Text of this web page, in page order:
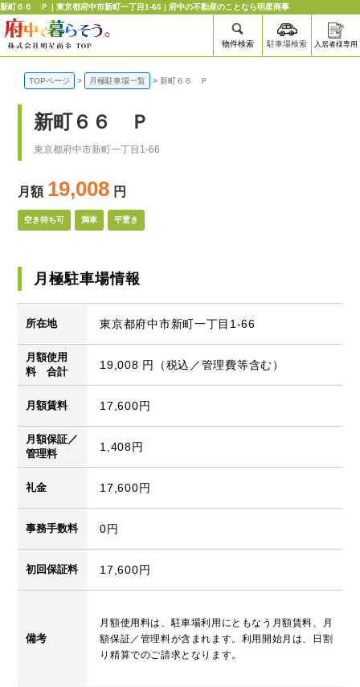
新町６６ Ｐ｜東京都府中市新町一丁目1-66 | 府中の不動産のことなら明星商事
物件検索 駐車場検索 入居者様専用
TOPページ > 月極駐車場一覧 >新町６６ Ｐ
新町６６ Ｐ
東京都府中市新町一丁目1-66
月額 19,008 円
空き待ち可 満車 平置き
月極駐車場情報
所在地 東京都府中市新町一丁目1-66
月額使用
料 合計
19,008 円（税込／管理費等含む）
月額賃料 17,600円
月額保証／
管理料
1,408円
礼金 17,600円
事務手数料 0円
初回保証料 17,600円
備考
月額使用料は、駐車場利用にともなう月額賃料、月
額保証／管理料が含まれます。利用開始月は、日割
り精算でのご請求となります。